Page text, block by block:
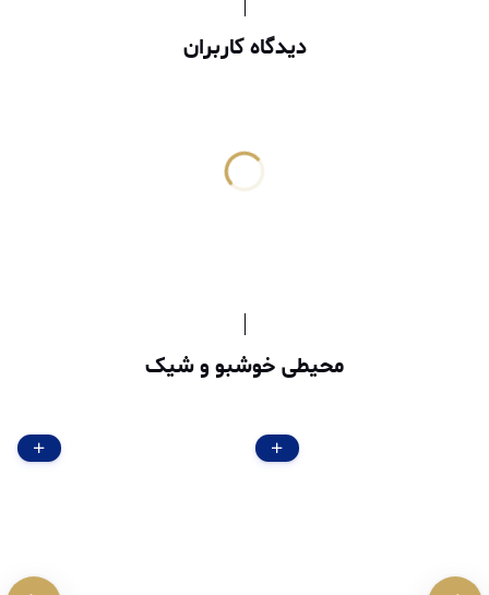
دیدگاه کاربران
محیطی خوشبو و شیک